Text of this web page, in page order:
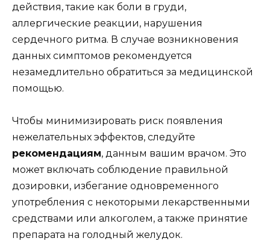
действия, такие как боли в груди,
аллергические реакции, нарушения
сердечного ритма. В случае возникновения
данных симптомов рекомендуется
незамедлительно обратиться за медицинской
помощью.
Чтобы минимизировать риск появления
нежелательных эффектов, следуйте
рекомендациям, данным вашим врачом. Это
может включать соблюдение правильной
дозировки, избегание одновременного
употребления с некоторыми лекарственными
средствами или алкоголем, а также принятие
препарата на голодный желудок.